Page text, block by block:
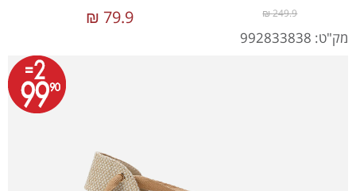
79.9 ₪ 249.9 ₪
מק"ט: 992833838